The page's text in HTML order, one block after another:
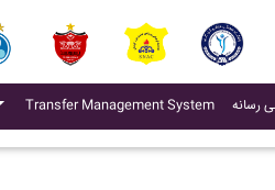
Transfer Management System(current)
رسانه